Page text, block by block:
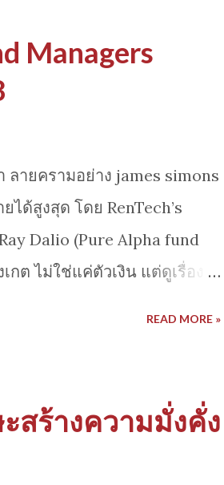
นไหวและการเปลี่ยนแปลงที่
watch?
Managers
ายครามอย่าง james simons
ด้สูงสุด โดย RenTech’s
Dalio (Pure Alpha fund
ต ไม่ใช่แค่ตัวเงิน แต่ดูเรื่อง
ยว แต่มี track record ที่สุด
พิ่มเติม
2019-02-15/the-10-best-
READ MORE »
สร้างความมั่งคั่ง